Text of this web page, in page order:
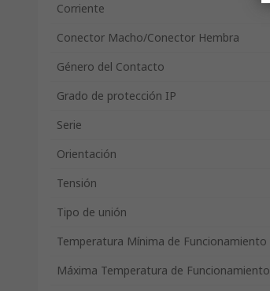
Corriente
Conector Macho/Conector Hembra
Género del Contacto
Grado de protección IP
Serie
Orientación
Tensión
Tipo de unión
Temperatura Mínima de Funcionamiento
Máxima Temperatura de Funcionamiento